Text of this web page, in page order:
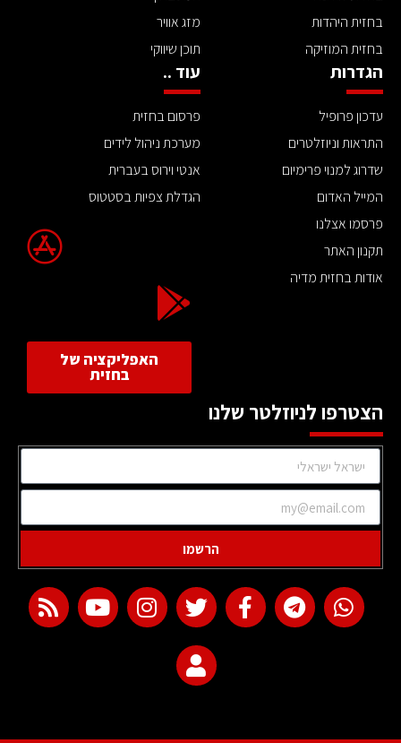
בחזית היהדות
בחזית המוזיקה
מזג אוויר
תוכן שיווקי
הגדרות
עדכון פרופיל
התראות וניוזלטרים
שדרוג למנוי פרימיום
המייל האדום
פרסמו אצלנו
תקנון האתר
אודות בחזית מדיה
עוד ..
פרסום בחזית
מערכת ניהול לידים
אנטי וירוס בעברית
הגדלת צפיות בסטטוס
האפליקציה של
בחזית
הצטרפו לניוזלטר שלנו
הרשמו